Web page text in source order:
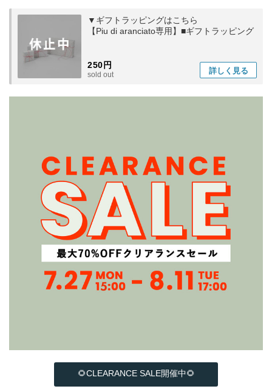
▼ギフトラッピングはこちら
【Piu di aranciato専用】■ギフトラッピング
250円
sold out 詳しく 見る
🌻CLEARANCE SALE開催中🌻